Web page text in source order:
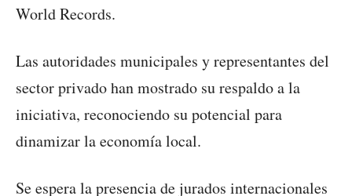
World Records.
Las autoridades municipales y representantes del
sector privado han mostrado su respaldo a la
iniciativa, reconociendo su potencial para
dinamizar la economía local.
Se espera la presencia de jurados internacionales